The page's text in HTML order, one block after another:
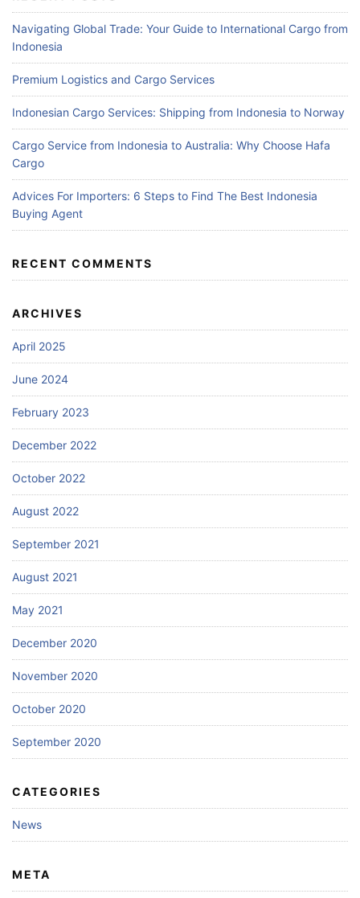
Navigating Global Trade: Your Guide to International Cargo from
Indonesia
Premium Logistics and Cargo Services
Indonesian Cargo Services: Shipping from Indonesia to Norway
Cargo Service from Indonesia to Australia: Why Choose Hafa
Cargo
Advices For Importers: 6 Steps to Find The Best Indonesia
Buying Agent
RECENT COMMENTS
ARCHIVES
April 2025
June 2024
February 2023
December 2022
October 2022
August 2022
September 2021
August 2021
May 2021
December 2020
November 2020
October 2020
September 2020
CATEGORIES
News
META